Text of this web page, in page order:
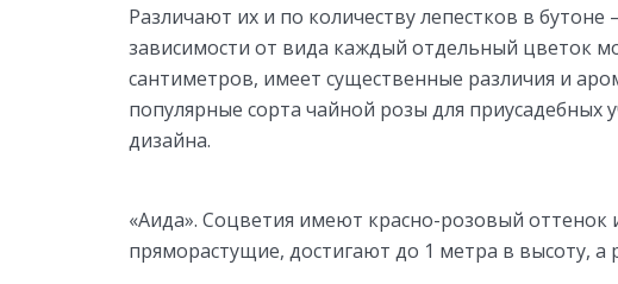
Различают их и по количеству лепестков в
зависимости от вида каждый отдельный цветок
сантиметров, имеет существенные различия и
популярные сорта чайной розы для
дизайна.
«Аида». Соцветия имеют красно-розовый оттенок
пряморастущие, достигают до 1 метра в высоту,